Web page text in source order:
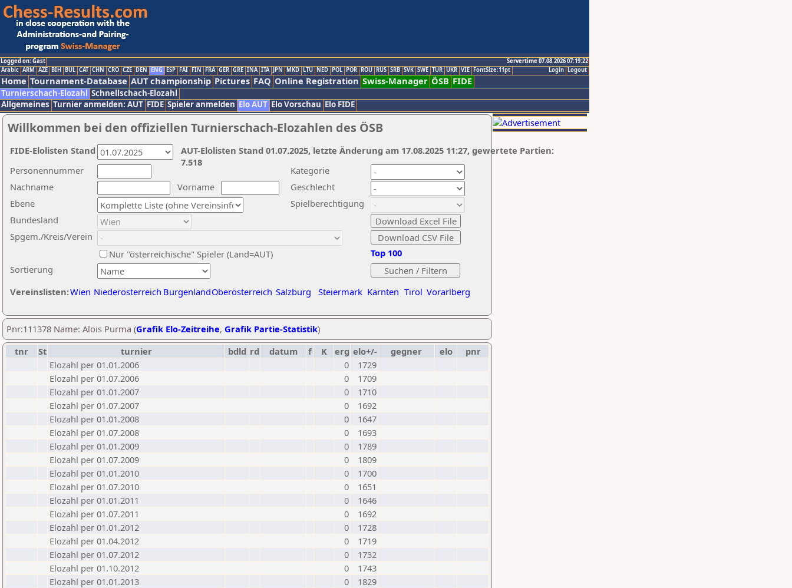
Logged on: Gast
Servertime 07.08.2026 07:19:22
Logout
Login
Arabic ARM AZE BIH BUL CAT CHN CRO CZE DEN ENG ESP FAI FIN FRA GER GRE INA ITA JPN MKD LTU NED POL POR ROU RUS SRB SVK SWE TUR UKR VIE FontSize:11pt
Home Tournament-Database AUT championship Pictures FAQ Online Registration Swiss-Manager ÖSB FIDE
Turnierschach-Elozahl Schnellschach-Elozahl
Allgemeines Turnier anmelden: AUT FIDE Spieler anmelden Elo AUT Elo Vorschau Elo FIDE
Willkommen bei den offiziellen Turnierschach-Elozahlen des ÖSB
Nachname
Vorname
Ebene
Kategorie
Sortierung
Personennummer
Bundesland
Spgem./Kreis/Verein
Geschlecht
Nur "österreichische" Spieler (Land=AUT)
Spielberechtigung
Vereinslisten:Wien Niederösterreich BurgenlandOberösterreich Salzburg Steiermark Kärnten Tirol Vorarlberg
Top 100
AUT-Elolisten Stand 01.07.2025, letzte Änderung am 17.08.2025 11:27, gewertete Partien:
7.518
FIDE-Elolisten Stand
Pnr:111378 Name: Alois Purma (Grafik Elo-Zeitreihe, Grafik Partie-Statistik)
tnr
St turnier bdld rd datum f K erg elo+/- gegner elo
pnr
Elozahl per 01.01.2006
0
1729
Elozahl per 01.07.2006
0
1709
Elozahl per 01.01.2007
0
1710
Elozahl per 01.07.2007
0
1692
Elozahl per 01.01.2008
0
1647
Elozahl per 01.07.2008
0
1693
Elozahl per 01.01.2009
0
1789
Elozahl per 01.07.2009
0
1809
Elozahl per 01.01.2010
0
1700
Elozahl per 01.07.2010
0
1651
Elozahl per 01.01.2011
0
1646
Elozahl per 01.07.2011
0
1692
Elozahl per 01.01.2012
0
1728
Elozahl per 01.04.2012
0
1719
Elozahl per 01.07.2012
0
1732
Elozahl per 01.10.2012
0
1743
Elozahl per 01.01.2013
0
1829